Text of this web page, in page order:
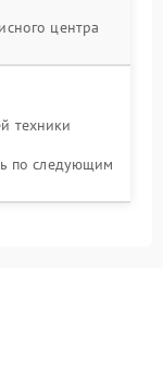
центра
техники
по следующим